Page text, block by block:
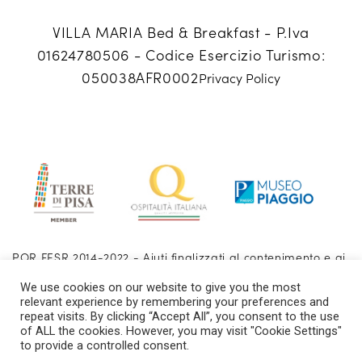
VILLA MARIA Bed & Breakfast - P.Iva
01624780506 - Codice Esercizio Turismo:
050038AFR0002Privacy Policy
POR FESR 2014-2022 - Aiuti finalizzati al contenimento e ai
contrasti dell’emergenza epidemiologica COVID-19 Fondo
investimenti Toscana - aiuti agli investimenti Decreto
Dirigenziale n.14508.17092020.172001378 Azione 3.1.1 A3
We use cookies on our website to give you the most
relevant experience by remembering your preferences and
repeat visits. By clicking “Accept All”, you consent to the use
of ALL the cookies. However, you may visit "Cookie Settings"
to provide a controlled consent.